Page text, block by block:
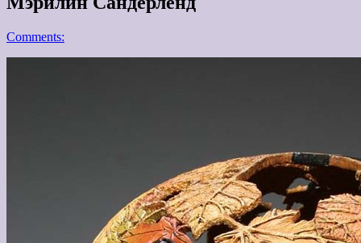
Comments: